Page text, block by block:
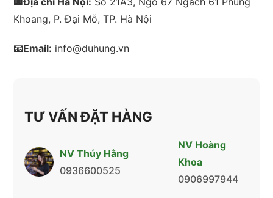
Khoang, P. Đại Mỗ, TP. Hà Nội
📧Email: info@duhung.vn
TƯ VẤN ĐẶT HÀNG
NV Thúy Hằng
0936600525
NV Hoàng
Khoa
0906997944